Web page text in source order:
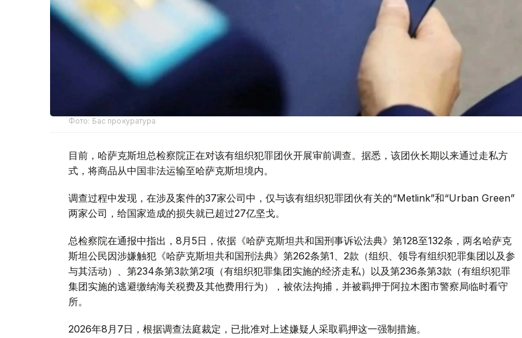
Фото: Бас прокуратура
目前，哈萨克斯坦总检察院正在对该有组织犯罪团伙开展审前调查。据悉，该团伙长期以来通过走私方
式，将商品从中国非法运输至哈萨克斯坦境内。
调查过程中发现，在涉及案件的37家公司中，仅与该有组织犯罪团伙有关的“Metlink”和“Urban Green”
两家公司，给国家造成的损失就已超过27亿坚戈。
总检察院在通报中指出，8月5日，依据《哈萨克斯坦共和国刑事诉讼法典》第128至132条，两名哈萨克
斯坦公民因涉嫌触犯《哈萨克斯坦共和国刑法典》第262条第1、2款（组织、领导有组织犯罪集团以及参
与其活动）、第234条第3款第2项（有组织犯罪集团实施的经济走私）以及第236条第3款（有组织犯罪
集团实施的逃避缴纳海关税费及其他费用行为），被依法拘捕，并被羁押于阿拉木图市警察局临时看守
所。
2026年8月7日，根据调查法庭裁定，已批准对上述嫌疑人采取羁押这一强制措施。